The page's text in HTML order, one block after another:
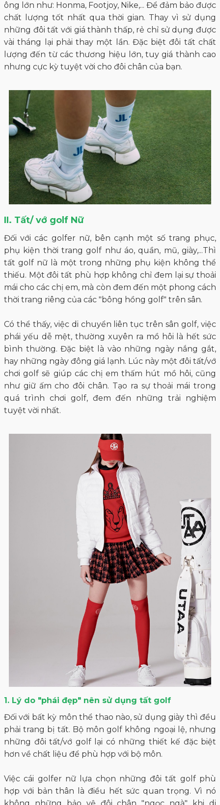
ông lớn như: Honma, Footjoy, Nike,... Để đảm bảo được
chất lượng tốt nhất qua thời gian. Thay vì sử dụng
những đôi tất với giá thành thấp, rẻ chỉ sử dụng được
vài tháng lại phải thay một lần. Đặc biệt đôi tất chất
lượng đến từ các thương hiệu lớn, tuy giá thành cao
nhưng cực kỳ tuyệt vời cho đôi chân của bạn.
II. Tất/ vớ golf Nữ
Đối với các golfer nữ, bên cạnh một số trang phục,
phụ kiện thời trang golf như áo, quần, mũ, giày,...Thì
tất golf nữlà một trong những phụ kiện không thể
thiếu. Một đôi tất phù hợp không chỉ đem lại sự thoải
mái cho các chị em, mà còn đem đến một phong cách
thời trang riêng của các "bông hồng golf" trên sân.
Có thể thấy, việc di chuyển liên tục trên sân golf, việc
phái yếu dễ mệt, thường xuyên ra mồ hôi là hết sức
bình thường. Đặc biệt là vào những ngày nắng gắt,
hay những ngày đông giá lạnh. Lúc này một đôi tất/vớ
chơi golf sẽ giúp các chị em thấm hút mồ hôi, cũng
như giữ ấm cho đôi chân. Tạo ra sự thoải mái trong
quá trình chơi golf, đem đến những trải nghiệm
tuyệt vời nhất.
1. Lý do "phái đẹp" nên sử dụng tất golf
Đối với bất kỳ môn thể thao nào, sử dụng giày thì đều
phải trang bị tất. Bộ môn golf không ngoại lệ, nhưng
những đôi tất/vớ golf lại có những thiết kế đặc biệt
hơn về chất liệu để phù hợp với bộ môn.
Việc cái golfer nữ lựa chọn những đôi tất golf phù
hợp với bản thân là điều hết sức quan trọng. Vì nó